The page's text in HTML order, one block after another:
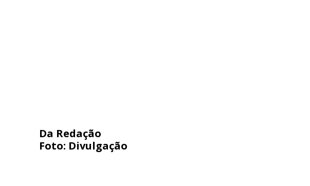
Da Redação
Foto: Divulgação